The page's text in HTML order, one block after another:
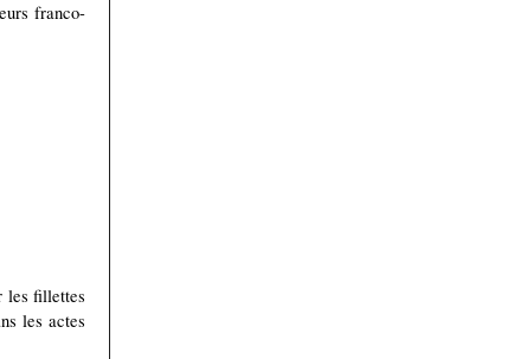
franco-
les fillettes
les actes